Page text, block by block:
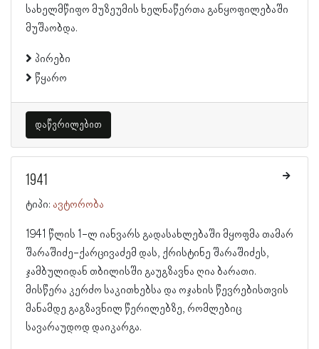
სახელმწიფო მუზეუმის ხელნაწერთა განყოფილებაში
მუშაობდა.
პირები
წყარო
დაწვრილებით
1941
ტიპი: ავტორობა
1941 წლის 1-ლ იანვარს გადასახლებაში მყოფმა თამარ
შარაშიძე-ქარცივაძემ დას, ქრისტინე შარაშიძეს,
ჯამბულიდან თბილისში გაუგზავნა ღია ბარათი.
მისწერა კერძო საკითხებსა და ოჯახის წევრებისთვის
მანამდე გაგზავნილ წერილებზე, რომლებიც
სავარაუდოდ დაიკარგა.